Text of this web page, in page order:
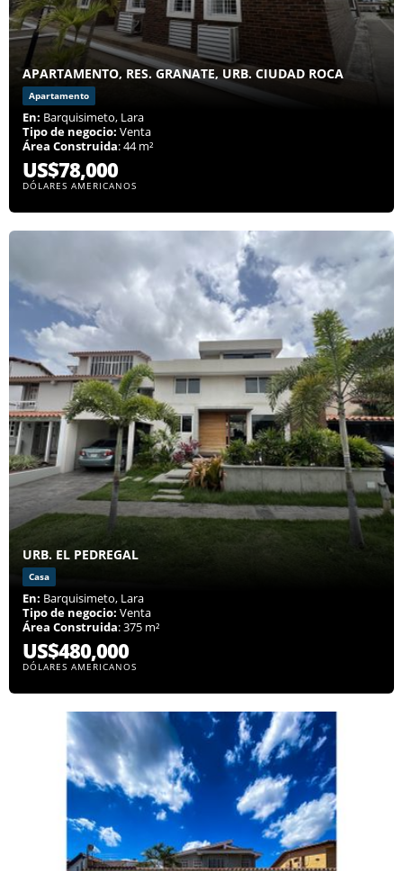
APARTAMENTO, RES. GRANATE, URB. CIUDAD ROCA
Apartamento
En: Barquisimeto, Lara
Tipo de negocio: Venta
Área Construida: 44 m²
US$78,000
DÓLARES AMERICANOS
URB. EL PEDREGAL
Casa
En: Barquisimeto, Lara
Tipo de negocio: Venta
Área Construida: 375 m²
US$480,000
DÓLARES AMERICANOS